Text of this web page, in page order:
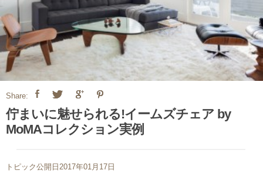
Share:
佇まいに魅せられる!イームズチェア by
MoMAコレクション実例
トピック公開日2017年01月17日